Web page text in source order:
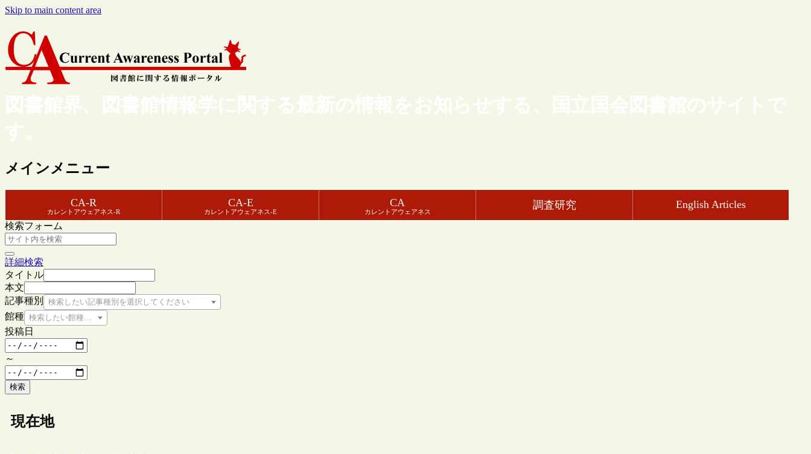
Skip to main content area
図書館界、図書館情報学に関する最新の情報をお知らせする、国立国会図書館のサイトで
す。
メインメニュー
CA-R
カレントアウェアネス-R
CA-E
カレントアウェアネス-E
CA
カレントアウェアネス
調査研究 English Articles
検索フォーム
詳細検索
タイトル
本文
記事種別
検索したい記事種別を選択してください
館種 検索したい館種を選択してください
投稿日
～
検索
現在地